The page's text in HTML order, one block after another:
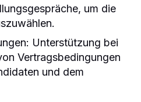
um die
Unterstützung bei
Vertragsbedingungen
und dem